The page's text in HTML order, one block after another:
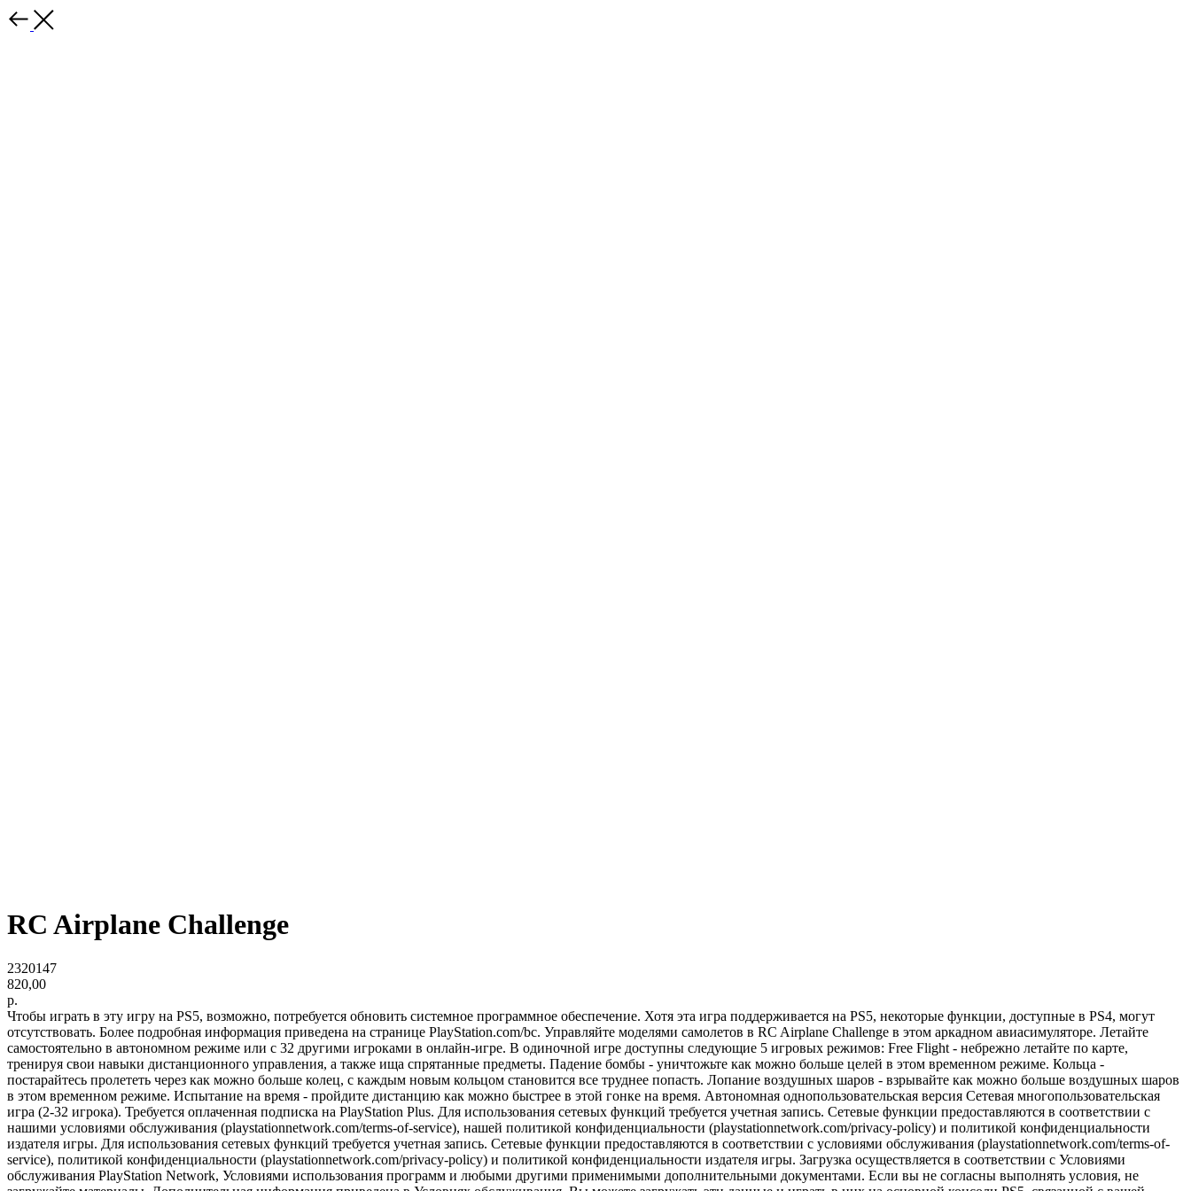
RC Airplane Challenge
2320147
820,00
р.
Чтобы играть в эту игру на PS5, возможно, потребуется обновить системное программное обеспечение. Хотя эта игра поддерживается на PS5, некоторые функции, доступные в PS4, могут
отсутствовать. Более подробная информация приведена на странице PlayStation.com/bc. Управляйте моделями самолетов в RC Airplane Challenge в этом аркадном авиасимуляторе. Летайте
самостоятельно в автономном режиме или с 32 другими игроками в онлайн-игре. В одиночной игре доступны следующие 5 игровых режимов: Free Flight - небрежно летайте по карте,
тренируя свои навыки дистанционного управления, а также ища спрятанные предметы. Падение бомбы - уничтожьте как можно больше целей в этом временном режиме. Кольца -
постарайтесь пролететь через как можно больше колец, с каждым новым кольцом становится все труднее попасть. Лопание воздушных шаров - взрывайте как можно больше воздушных шаров
в этом временном режиме. Испытание на время - пройдите дистанцию как можно быстрее в этой гонке на время. Автономная однопользовательская версия Сетевая многопользовательская
игра (2-32 игрока). Требуется оплаченная подписка на PlayStation Plus. Для использования сетевых функций требуется учетная запись. Сетевые функции предоставляются в соответствии с
нашими условиями обслуживания (playstationnetwork.com/terms-of-service), нашей политикой конфиденциальности (playstationnetwork.com/privacy-policy) и политикой конфиденциальности
издателя игры. Для использования сетевых функций требуется учетная запись. Сетевые функции предоставляются в соответствии с условиями обслуживания (playstationnetwork.com/terms-of-
service), политикой конфиденциальности (playstationnetwork.com/privacy-policy) и политикой конфиденциальности издателя игры. Загрузка осуществляется в соответствии с Условиями
обслуживания PlayStation Network, Условиями использования программ и любыми другими применимыми дополнительными документами. Если вы не согласны выполнять условия, не